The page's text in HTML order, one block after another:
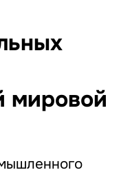
мировой